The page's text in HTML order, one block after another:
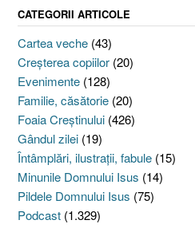
CATEGORII ARTICOLE
Cartea veche (43)
Creşterea copiilor (20)
Evenimente (128)
Familie, căsătorie (20)
Foaia Creştinului (426)
Gândul zilei (19)
Întâmplări, ilustraţii, fabule (15)
Minunile Domnului Isus (14)
Pildele Domnului Isus (75)
Podcast (1.329)